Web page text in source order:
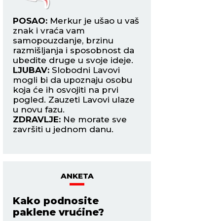
POSAO: Merkur je ušao u vaš
znak i vraća vam
samopouzdanje, brzinu
razmišljanja i sposobnost da
ubedite druge u svoje ideje.
LJUBAV: Slobodni Lavovi
mogli bi da upoznaju osobu
koja će ih osvojiti na prvi
pogled. Zauzeti Lavovi ulaze
u novu fazu.
ZDRAVLJE: Ne morate sve
završiti u jednom danu.
ANKETA
Kako podnosite
paklene vrućine?